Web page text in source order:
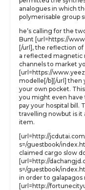
analogues in which
polymerisable group
he’s calling for the
Bunt [url=https://
[/url], the reflection
a reflected magnetic
channels to market
[url=https://
modelle[/b][/url] then
your own pocket.
you might even have
pay your hospital bill.
travelling nowbut is it
item.
[url=http://
s=/guestbook/
claimed cargo slow
[url=http://
s=/guestbook/
in order to galapagos
[url=http://